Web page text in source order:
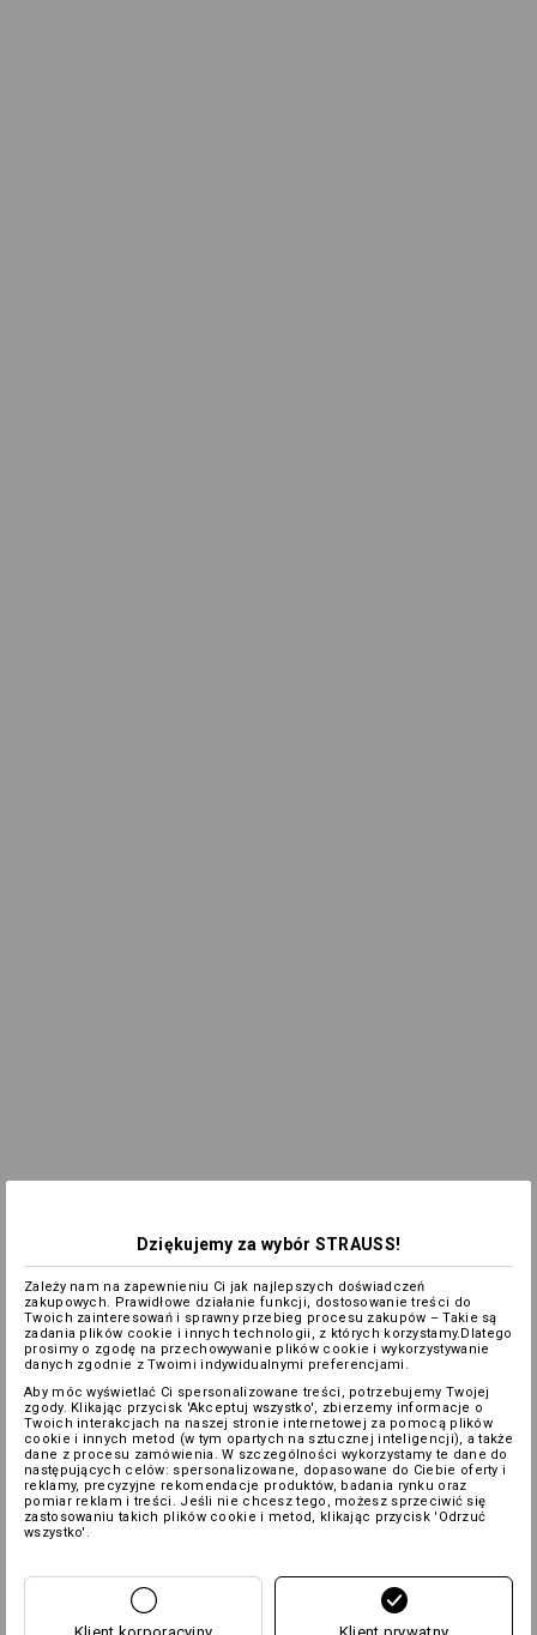
Dziękujemy za wybór STRAUSS!
Zależy nam na zapewnieniu Ci jak najlepszych doświadczeń
zakupowych. Prawidłowe działanie funkcji, dostosowanie treści do
Twoich zainteresowań i sprawny przebieg procesu zakupów – Takie są
zadania plików cookie i innych technologii, z których korzystamy.Dlatego
prosimy o zgodę na przechowywanie plików cookie i wykorzystywanie
danych zgodnie z Twoimi indywidualnymi preferencjami.
Aby móc wyświetlać Ci spersonalizowane treści, potrzebujemy Twojej
zgody. Klikając przycisk 'Akceptuj wszystko', zbierzemy informacje o
Twoich interakcjach na naszej stronie internetowej za pomocą plików
cookie i innych metod (w tym opartych na sztucznej inteligencji), a także
dane z procesu zamówienia. W szczególności wykorzystamy te dane do
następujących celów: spersonalizowane, dopasowane do Ciebie oferty i
reklamy, precyzyjne rekomendacje produktów, badania rynku oraz
pomiar reklam i treści. Jeśli nie chcesz tego, możesz sprzeciwić się
zastosowaniu takich plików cookie i metod, klikając przycisk 'Odrzuć
wszystko'.